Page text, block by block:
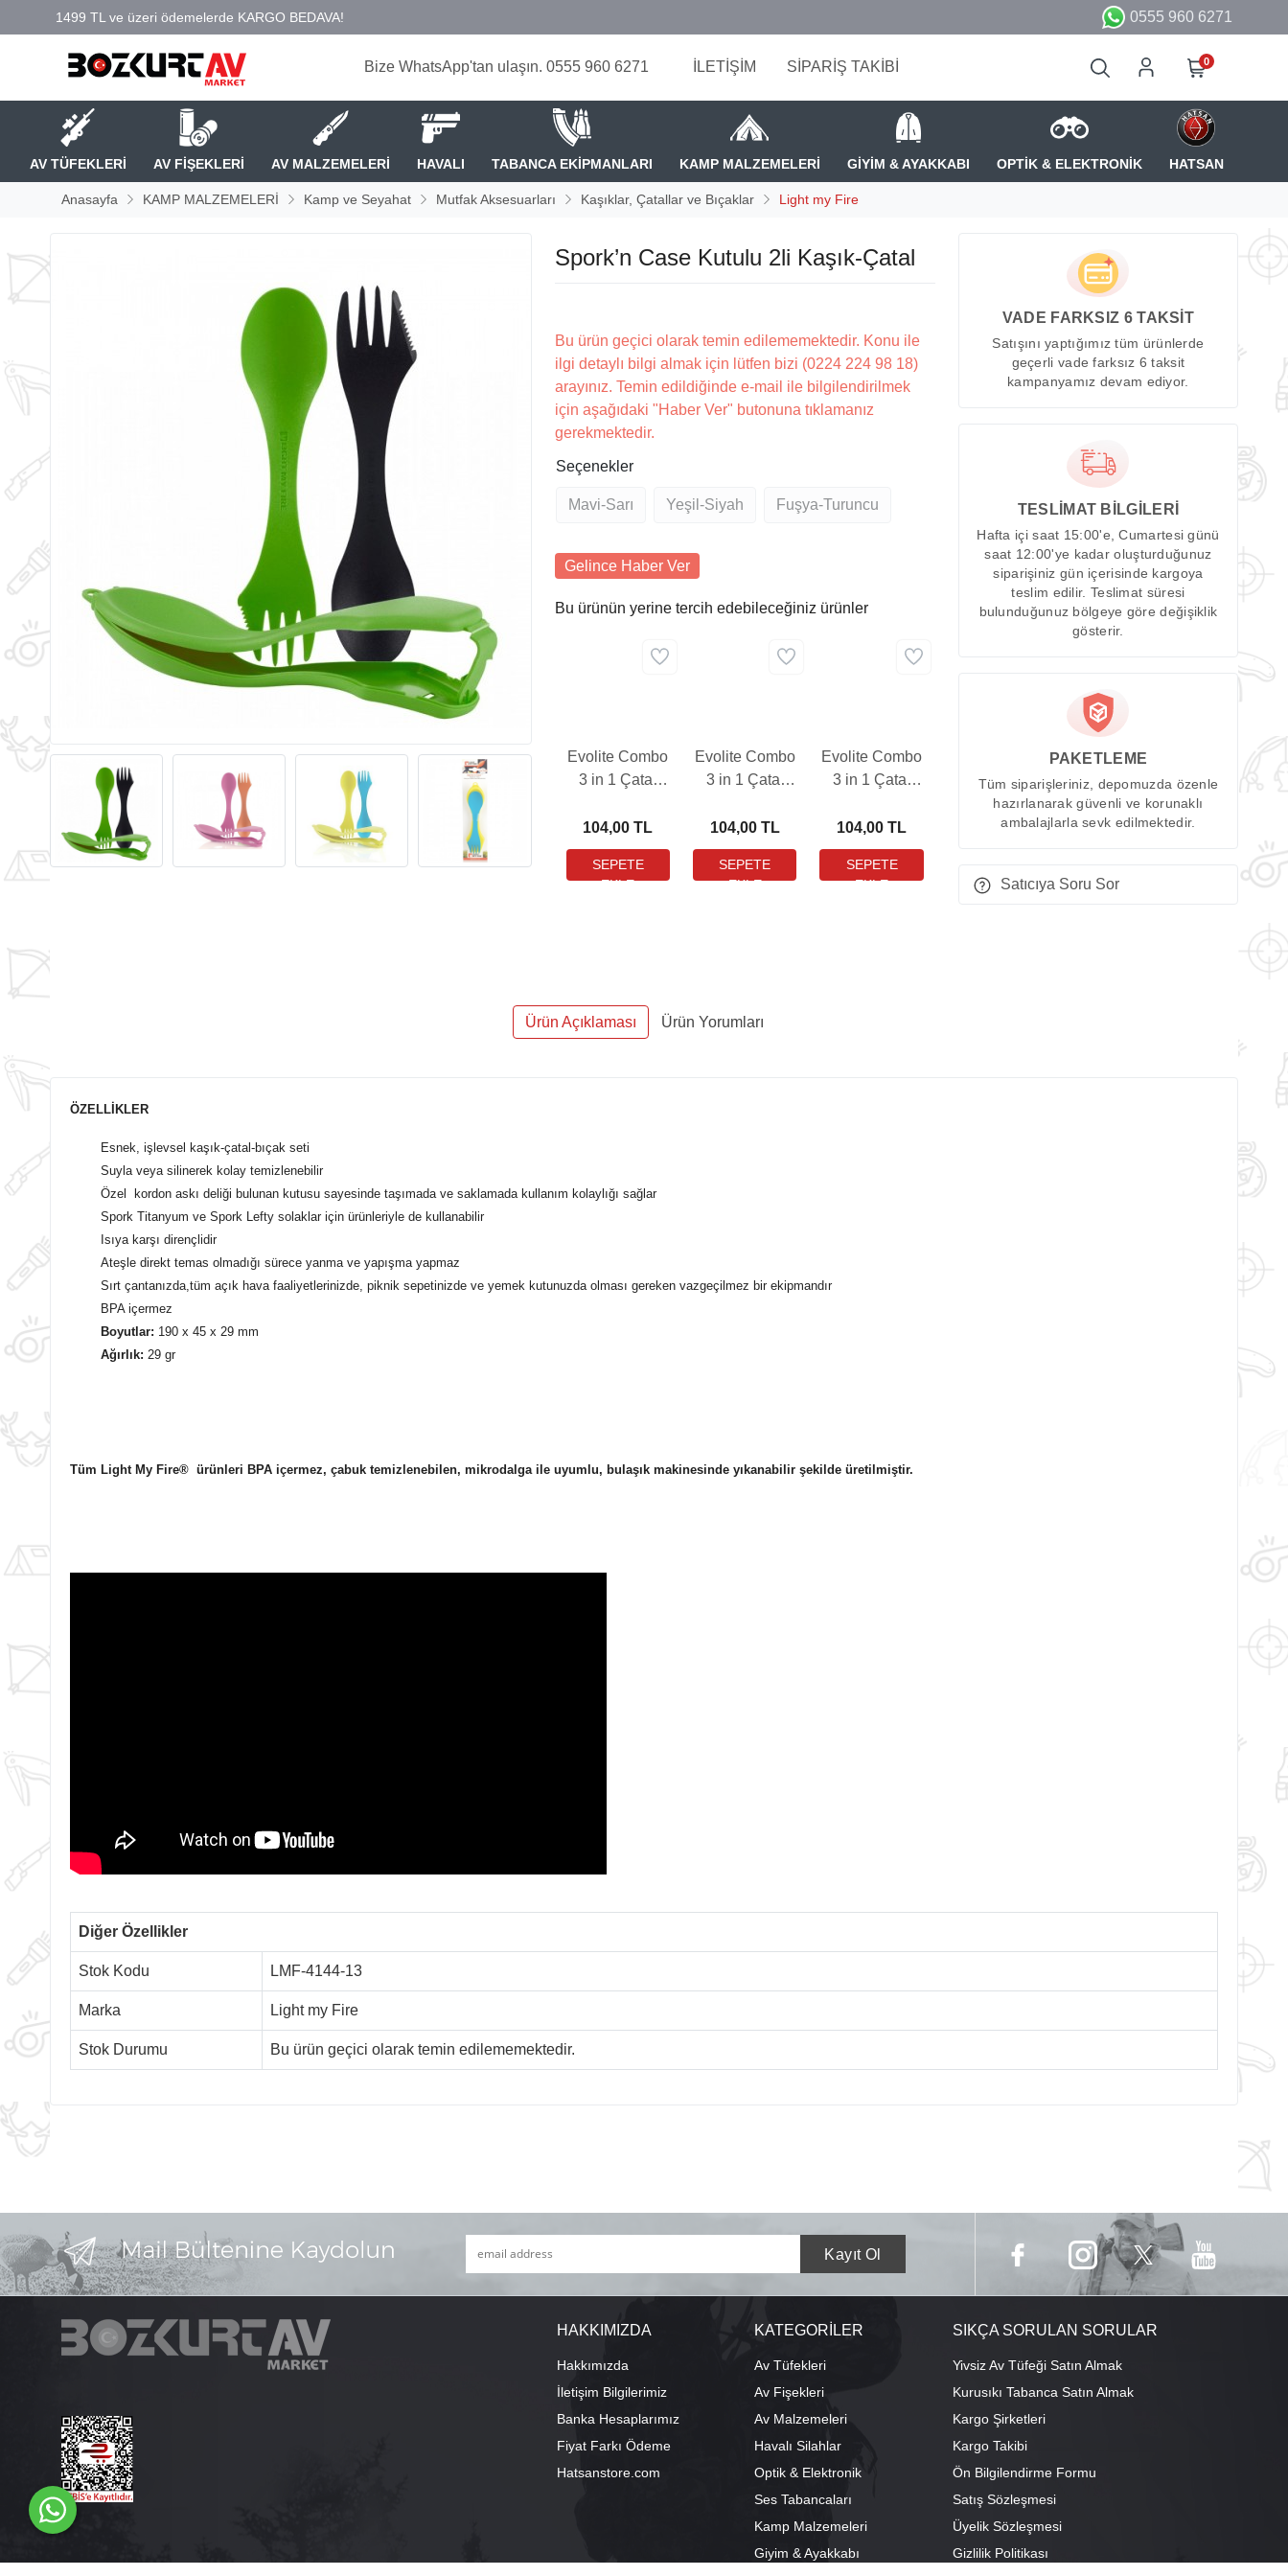
0555 960 6271
Bize WhatsApp'tan ulaşın. 0555 960 6271 İLETİŞİM SİPARİŞ TAKİBİ 0
AV TÜFEKLERİ AV FİŞEKLERİ AV MALZEMELERİ HAVALI TABANCA EKİPMANLARI KAMP MALZEMELERİ GİYİM & AYAKKABI OPTİK & ELEKTRONİK HATSAN
Anasayfa KAMP MALZEMELERİ Kamp ve Seyahat Mutfak Aksesuarları Kaşıklar, Çatallar ve Bıçaklar Light my Fire
Spork’n Case Kutulu 2li Kaşık-Çatal
Bu ürün geçici olarak temin edilememektedir. Konu ile
ilgi detaylı bilgi almak için lütfen bizi (0224 224 98 18)
arayınız. Temin edildiğinde e-mail ile bilgilendirilmek
için aşağıdaki "Haber Ver" butonuna tıklamanız
gerekmektedir.
Seçenekler
Mavi-Sarı Yeşil-Siyah Fuşya-Turuncu
Gelince Haber Ver
Bu ürünün yerine tercih edebileceğiniz ürünler
Evolite Combo
3 in 1 Çatal
(SARI)
104,00 TL
Evolite Combo
3 in 1 Çatal
(MAVİ)
104,00 TL
Evolite Combo
3 in 1 Çatal
(TURUNCU)
104,00 TL
VADE FARKSIZ 6 TAKSİT
Satışını yaptığımız tüm ürünlerde
geçerli vade farksız 6 taksit
kampanyamız devam ediyor.
TESLİMAT BİLGİLERİ
Hafta içi saat 15:00'e, Cumartesi günü
saat 12:00'ye kadar oluşturduğunuz
siparişiniz gün içerisinde kargoya
teslim edilir. Teslimat süresi
bulunduğunuz bölgeye göre değişiklik
gösterir.
PAKETLEME
Tüm siparişleriniz, depomuzda özenle
hazırlanarak güvenli ve korunaklı
ambalajlarla sevk edilmektedir.
Satıcıya Soru Sor
Ürün Açıklaması Ürün Yorumları
ÖZELLİKLER
Esnek, işlevsel kaşık-çatal-bıçak seti
Suyla veya silinerek kolay temizlenebilir
Özel kordon askı deliği bulunan kutusu sayesinde taşımada ve saklamada kullanım kolaylığı sağlar
Spork Titanyum ve Spork Lefty solaklar için ürünleriyle de kullanabilir
Isıya karşı dirençlidir
Ateşle direkt temas olmadığı sürece yanma ve yapışma yapmaz
Sırt çantanızda,tüm açık hava faaliyetlerinizde, piknik sepetinizde ve yemek kutunuzda olması gereken vazgeçilmez bir ekipmandır
BPA içermez
Boyutlar: 190 x 45 x 29 mm
Ağırlık: 29 gr
Tüm Light My Fire® ürünleri BPA içermez, çabuk temizlenebilen, mikrodalga ile uyumlu, bulaşık makinesinde yıkanabilir şekilde üretilmiştir.
Diğer Özellikler
Stok Kodu LMF-4144-13
Marka Light my Fire
Stok Durumu Bu ürün geçici olarak temin edilememektedir.
HAKKIMIZDA
Hakkımızda
İletişim Bilgilerimiz
Banka Hesaplarımız
Fiyat Farkı Ödeme
Hatsanstore.com
KATEGORİLER
Av Tüfekleri
Av Fişekleri
Av Malzemeleri
Havalı Silahlar
Optik & Elektronik
Ses Tabancaları
Kamp Malzemeleri
Giyim & Ayakkabı
SIKÇA SORULAN SORULAR
Yivsiz Av Tüfeği Satın Almak
Kurusıkı Tabanca Satın Almak
Kargo Şirketleri
Kargo Takibi
Ön Bilgilendirme Formu
Satış Sözleşmesi
Üyelik Sözleşmesi
Gizlilik Politikası